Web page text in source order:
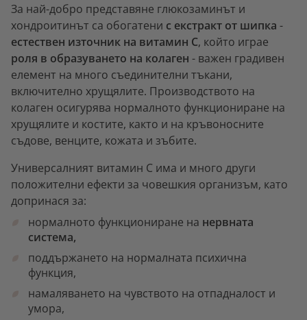
За най-добро представяне глюкозаминът и
хондроитинът са обогатени с екстракт от шипка -
естествен източник на витамин С, който играе
роля в образуването на колаген - важен градивен
елемент на много съединителни тъкани,
включително хрущялите. Производството на
колаген осигурява нормалното функциониране на
хрущялите и костите, както и на кръвоносните
съдове, венците, кожата и зъбите.
Универсалният витамин С има и много други
положителни ефекти за човешкия организъм, като
допринася за:
нормалното функциониране на нервната
система,
поддържането на нормалната психична
функция,
намаляването на чувството на отпадналост и
умора,